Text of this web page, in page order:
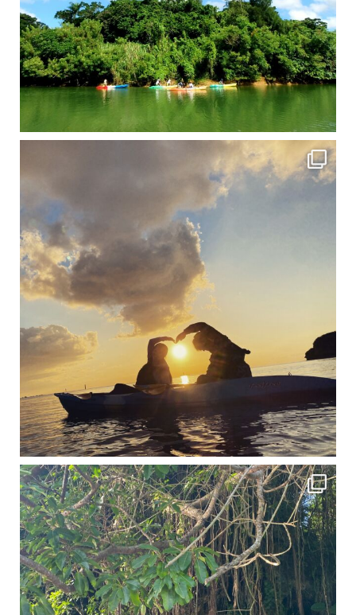
修学旅行シーズンも終わり、一気に冷え込んできました。 2025年今年もあっという間に終
12月に入り、沖縄も流石に半袖では過ごせなくなってきました
ですが、日中はまだ20℃